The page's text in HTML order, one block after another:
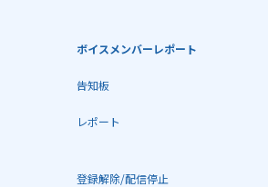
ボイスメンバーレポート
告知板
レポート
登録解除/配信停止